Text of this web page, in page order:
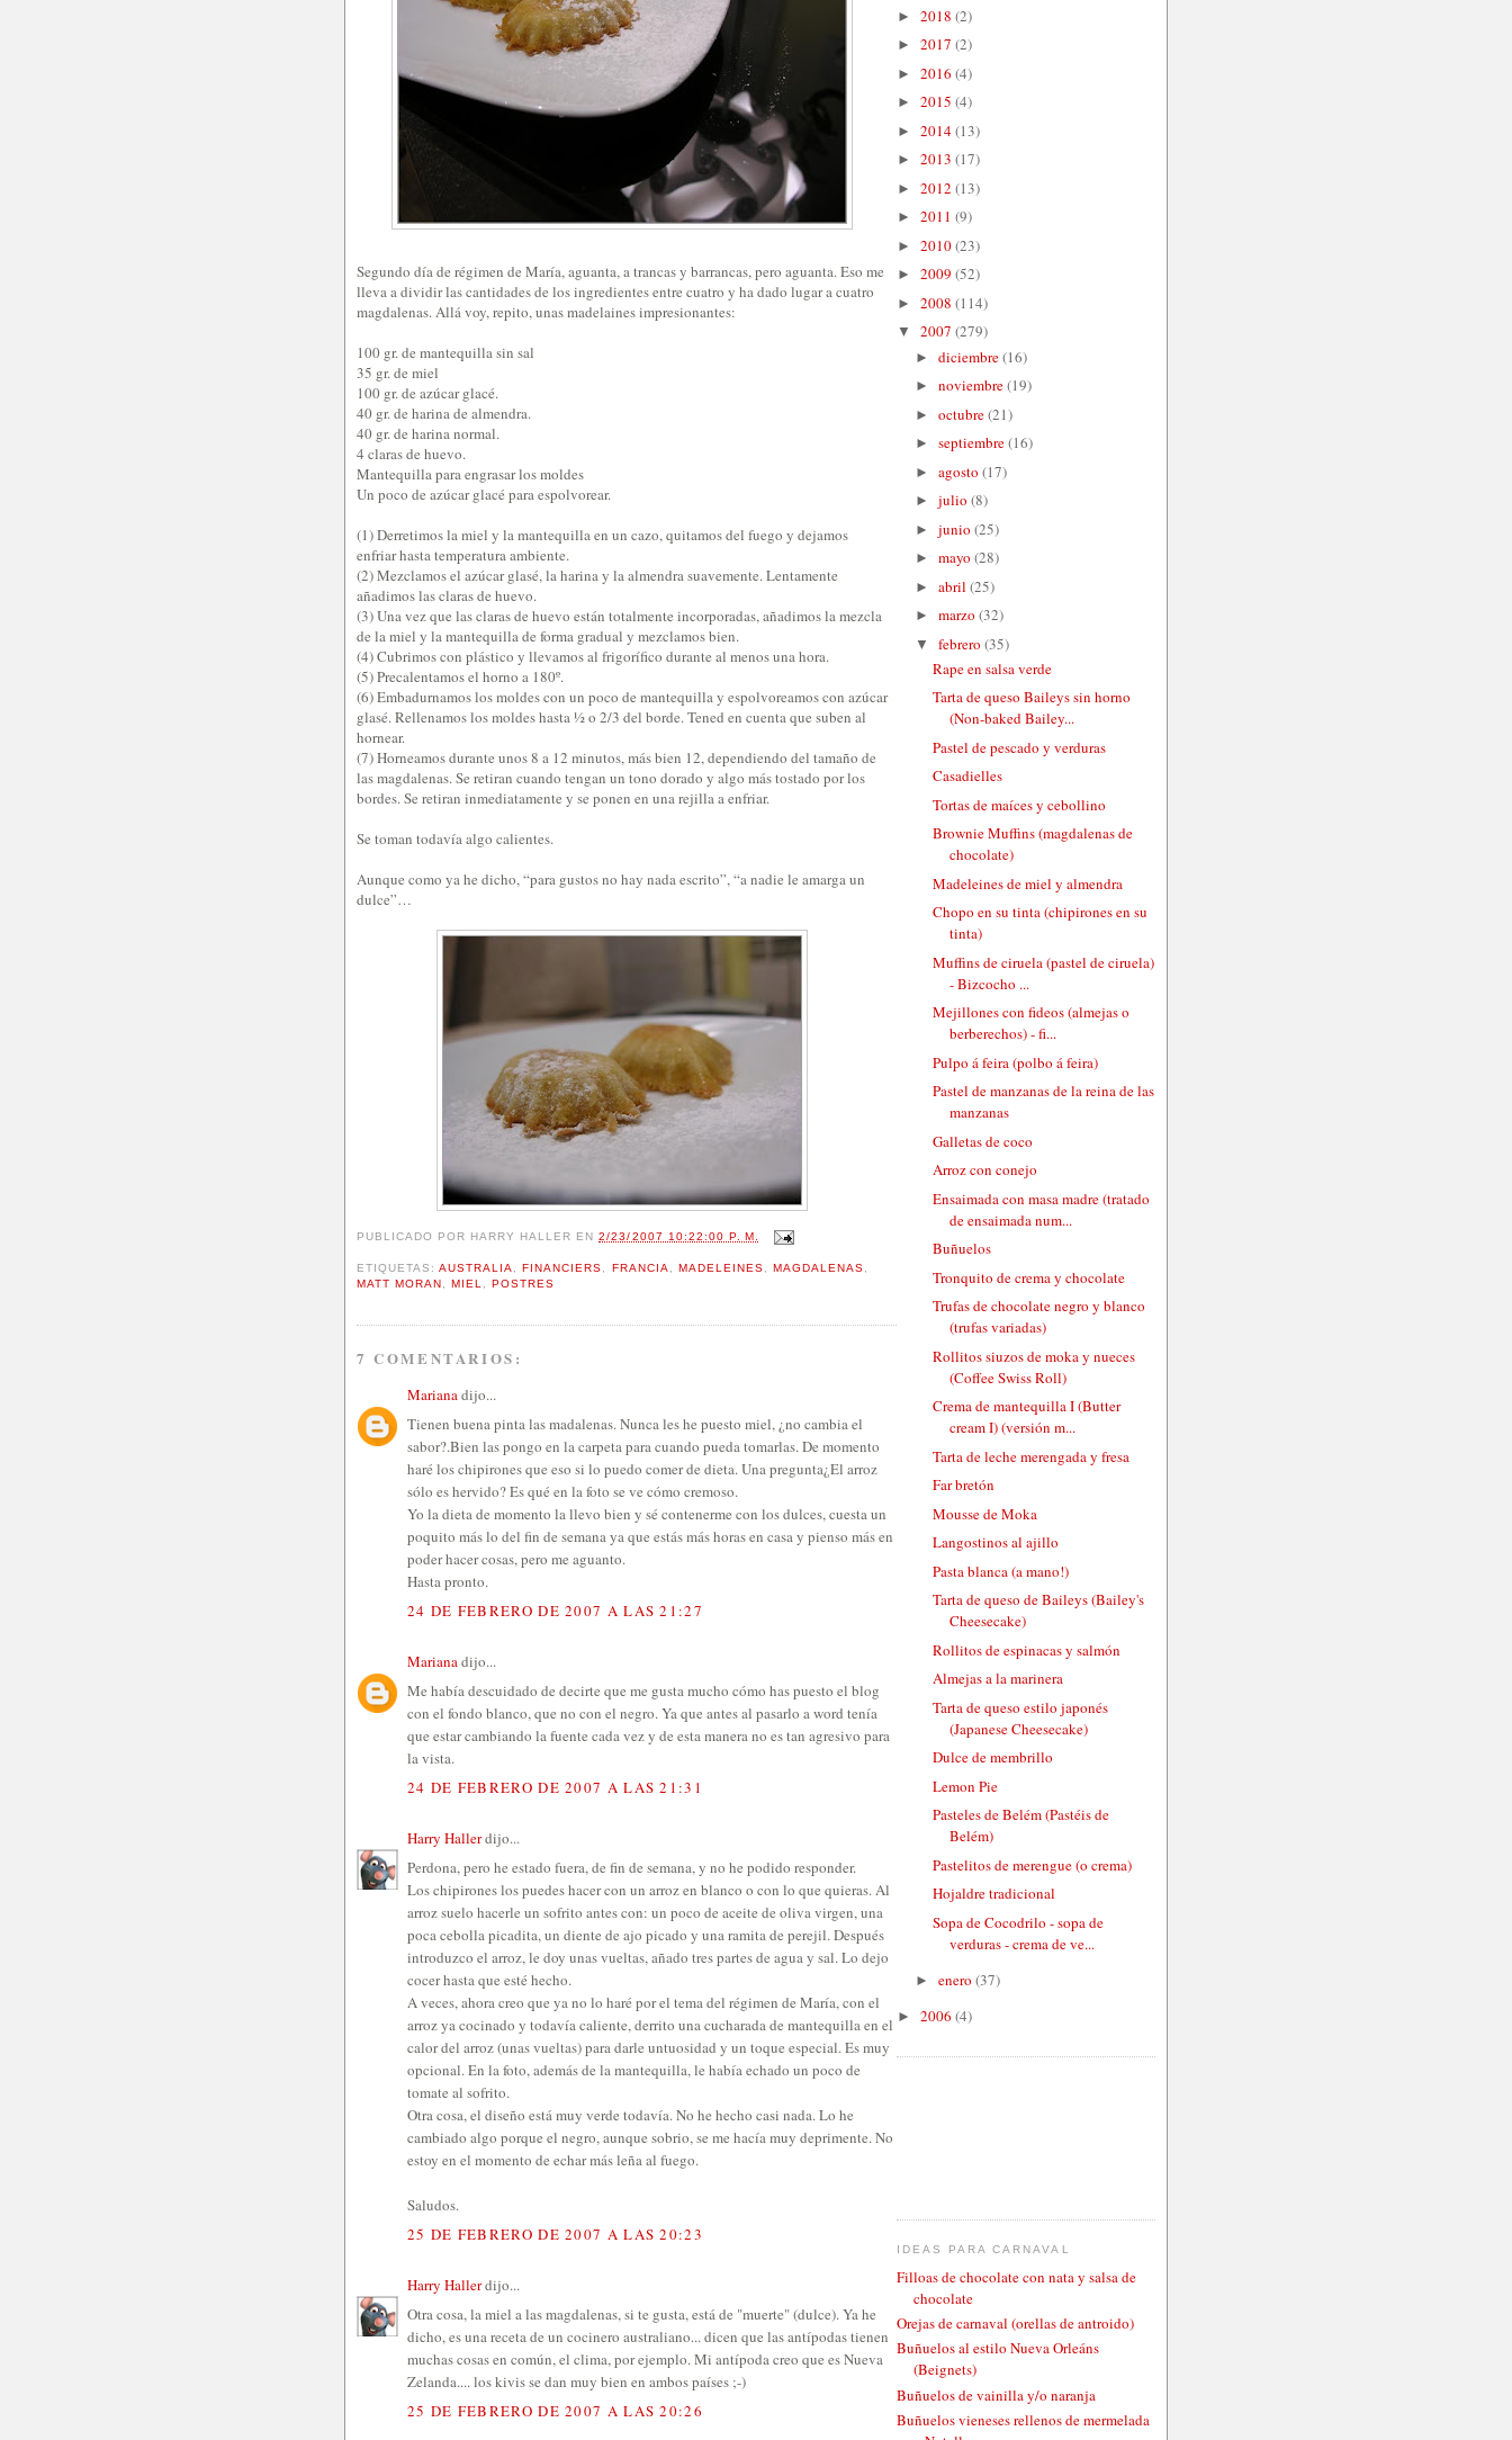
Segundo día de régimen de María, aguanta, a trancas y barrancas, pero aguanta. Eso me
lleva a dividir las cantidades de los ingredientes entre cuatro y ha dado lugar a cuatro
magdalenas. Allá voy, repito, unas madelaines impresionantes:
100 gr. de mantequilla sin sal
35 gr. de miel
100 gr. de azúcar glacé.
40 gr. de harina de almendra.
40 gr. de harina normal.
4 claras de huevo.
Mantequilla para engrasar los moldes
Un poco de azúcar glacé para espolvorear.
(1) Derretimos la miel y la mantequilla en un cazo, quitamos del fuego y dejamos
enfriar hasta temperatura ambiente.
(2) Mezclamos el azúcar glasé, la harina y la almendra suavemente. Lentamente
añadimos las claras de huevo.
(3) Una vez que las claras de huevo están totalmente incorporadas, añadimos la mezcla
de la miel y la mantequilla de forma gradual y mezclamos bien.
(4) Cubrimos con plástico y llevamos al frigorífico durante al menos una hora.
(5) Precalentamos el horno a 180º.
(6) Embadurnamos los moldes con un poco de mantequilla y espolvoreamos con azúcar
glasé. Rellenamos los moldes hasta ½ o 2/3 del borde. Tened en cuenta que suben al
hornear.
(7) Horneamos durante unos 8 a 12 minutos, más bien 12, dependiendo del tamaño de
las magdalenas. Se retiran cuando tengan un tono dorado y algo más tostado por los
bordes. Se retiran inmediatamente y se ponen en una rejilla a enfriar.
Se toman todavía algo calientes.
Aunque como ya he dicho, “para gustos no hay nada escrito”, “a nadie le amarga un
dulce”…
PUBLICADO POR HARRY HALLER EN2/23/2007 10:22:00 P. M.
ETIQUETAS:AUSTRALIA ,FINANCIERS FRANCIA MADELEINES MAGDALENAS
MATT MORAN
,MIEL ,POSTRES
7 COMENTARIOS:
Marianadijo...
Tienen buena pinta las madalenas. Nunca les he puesto miel, ¿no cambia el
sabor?.Bien las pongo en la carpeta para cuando pueda tomarlas. De momento
haré los chipirones que eso si lo puedo comer de dieta. Una pregunta¿El arroz
sólo es hervido? Es qué en la foto se ve cómo cremoso.
Yo la dieta de momento la llevo bien y sé contenerme con los dulces, cuesta un
poquito más lo del fin de semana ya que estás más horas en casa y pienso más en
poder hacer cosas, pero me aguanto.
Hasta pronto.
24 DE FEBRERO DE 2007 A LAS 21:27
Marianadijo...
Me había descuidado de decirte que me gusta mucho cómo has puesto el blog
con el fondo blanco, que no con el negro. Ya que antes al pasarlo a word tenía
que estar cambiando la fuente cada vez y de esta manera no es tan agresivo para
la vista.
24 DE FEBRERO DE 2007 A LAS 21:31
Harry Hallerdijo...
Perdona, pero he estado fuera, de fin de semana, y no he podido responder.
Los chipirones los puedes hacer con un arroz en blanco o con lo que quieras. Al
arroz suelo hacerle un sofrito antes con: un poco de aceite de oliva virgen, una
poca cebolla picadita, un diente de ajo picado y una ramita de perejil. Después
introduzco el arroz, le doy unas vueltas, añado tres partes de agua y sal. Lo dejo
cocer hasta que esté hecho.
A veces, ahora creo que ya no lo haré por el tema del régimen de María, con el
arroz ya cocinado y todavía caliente, derrito una cucharada de mantequilla en el
calor del arroz (unas vueltas) para darle untuosidad y un toque especial. Es muy
opcional. En la foto, además de la mantequilla, le había echado un poco de
tomate al sofrito.
Otra cosa, el diseño está muy verde todavía. No he hecho casi nada. Lo he
cambiado algo porque el negro, aunque sobrio, se me hacía muy deprimente. No
estoy en el momento de echar más leña al fuego.
Saludos.
25 DE FEBRERO DE 2007 A LAS 20:23
Harry Hallerdijo...
Otra cosa, la miel a las magdalenas, si te gusta, está de "muerte" (dulce). Ya he
dicho, es una receta de un cocinero australiano... dicen que las antípodas tienen
muchas cosas en común, el clima, por ejemplo. Mi antípoda creo que es Nueva
Zelanda.... los kivis se dan muy bien en ambos países ;-)
25 DE FEBRERO DE 2007 A LAS 20:26
► 2018 (2)
► 2017 (2)
► 2016 (4)
► 2015 (4)
► 2014(13)
► 2013 (17)
► 2012 (13)
► 2011 (9)
► 2010(23)
► 2009 (52)
► 2008 (114)
▼ 2007 (279)
► diciembre(16)
► noviembre(19)
► octubre(21)
► septiembre(16)
► agosto (17)
► julio (8)
► junio (25)
► mayo (28)
► abril (25)
► marzo (32)
▼ febrero (35)
Rape en salsa verde
Tarta de queso Baileys sin horno
(Non-baked Bailey...
Pastel de pescado y verduras
Casadielles
Tortas de maíces y cebollino
Brownie Muffins (magdalenas de
chocolate)
Madeleines de miel y almendra
Chopo en su tinta (chipirones en su
tinta)
Muffins de ciruela (pastel de ciruela)
- Bizcocho ...
Mejillones con fideos (almejas o
berberechos) - fi...
Pulpo á feira (polbo á feira)
Pastel de manzanas de la reina de las
manzanas
Galletas de coco
Arroz con conejo
Ensaimada con masa madre (tratado
de ensaimada num...
Buñuelos
Tronquito de crema y chocolate
Trufas de chocolate negro y blanco
(trufas variadas)
Rollitos siuzos de moka y nueces
(Coffee Swiss Roll)
Crema de mantequilla I (Butter
cream I) (versión m...
Tarta de leche merengada y fresa
Far bretón
Mousse de Moka
Langostinos al ajillo
Pasta blanca (a mano!)
Tarta de queso de Baileys (Bailey's
Cheesecake)
Rollitos de espinacas y salmón
Almejas a la marinera
Tarta de queso estilo japonés
(Japanese Cheesecake)
Dulce de membrillo
Lemon Pie
Pasteles de Belém (Pastéis de
Belém)
Pastelitos de merengue (o crema)
Hojaldre tradicional
Sopa de Cocodrilo - sopa de
verduras - crema de ve...
► enero (37)
► 2006 (4)
IDEAS PARA CARNAVAL
Filloas de chocolate con nata y salsa de
chocolate
Orejas de carnaval (orellas de antroido)
Buñuelos al estilo Nueva Orleáns
(Beignets)
Buñuelos de vainilla y/o naranja
Buñuelos vieneses rellenos de mermelada